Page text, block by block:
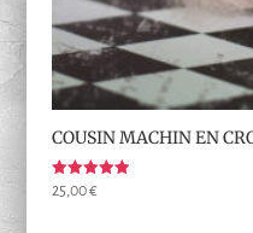
COUSIN MACHIN EN
Note
5.00
25,00€